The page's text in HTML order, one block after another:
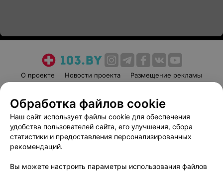
О проекте Новости проекта
Размещение рекламы
Пользовательское соглашение
Способы оплаты
Вакансии
Партнеры
Написать руководителю 103.by
Обработка файлов cookie
Наш сайт использует файлы cookie для обеспечения
удобства пользователей сайта, его улучшения, сбора
статистики и предоставления персонализированных
рекомендаций.
Вы можете настроить параметры использования файлов